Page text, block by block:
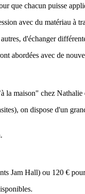
que chacun puisse
avec du matériau à
d'échanger
abordées avec de
la maison" chez Nathalie
on dispose d'un
Jam Hall) ou 120 €